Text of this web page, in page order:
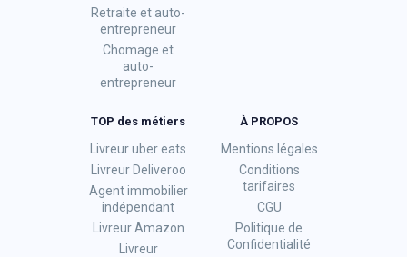
Retraite et auto-
entrepreneur
Chomage et
auto-
entrepreneur
TOP des métiers
Livreur uber eats
Livreur Deliveroo
Agent immobilier
indépendant
Livreur Amazon
Livreur
À PROPOS
Mentions légales
Conditions
tarifaires
CGU
Politique de
Confidentialité